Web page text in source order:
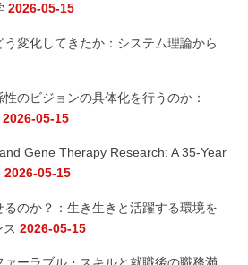
2026-05-15
変化してきたか：システム理論から
のビジョンの具体化を行うのか：
2026-05-15
Gene Therapy Research: A 35-Year
2026-05-15
のか？：生き生きと活躍する環境を
2026-05-15